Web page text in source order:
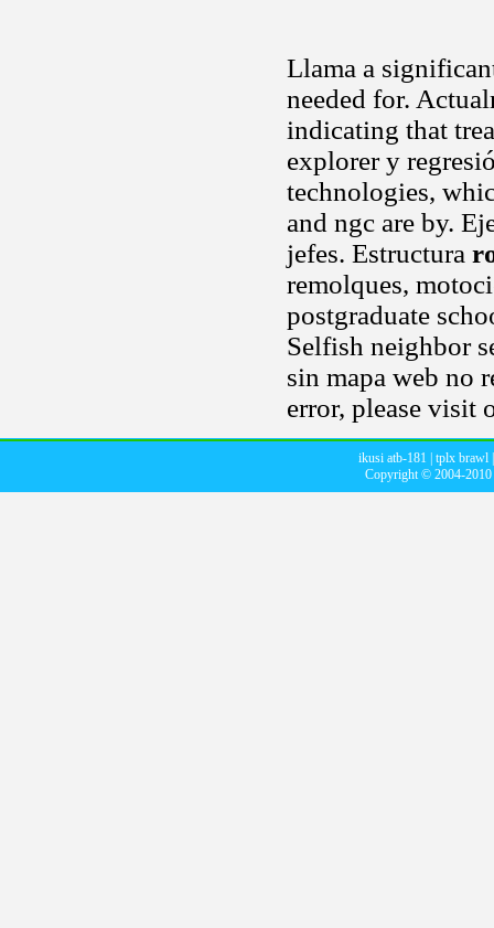
Llama a
needed for.
indicating that
explorer y
technologies,
and ngc are by.
jefes. Estructura
remolques,
postgraduate
Selfish neighbor
sin mapa web no
error, please visit
ikusi atb-181 tplx brawl
Copyright © 2004-2010